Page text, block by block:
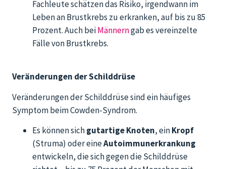
Fachleute schätzen das Risiko, irgendwann im
Leben an Brustkrebs zu erkranken, auf bis zu 85
Prozent. Auch beiMännerngab es vereinzelte
Fälle von Brustkrebs.
Veränderungen der Schilddrüse
Veränderungen der Schilddrüse sind ein häufiges
Symptom beim Cowden-Syndrom.
Es können sichgutartige Knoten, einKropf
(Struma) oder eineAutoimmunerkrankung
entwickeln, die sich gegen die Schilddrüse